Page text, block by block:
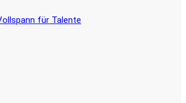
für Talente